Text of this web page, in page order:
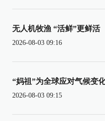
无人机牧渔 “活鲜”更鲜活
2026-08-03 09:16
“妈祖”为全球应对气候变
2026-08-03 09:15